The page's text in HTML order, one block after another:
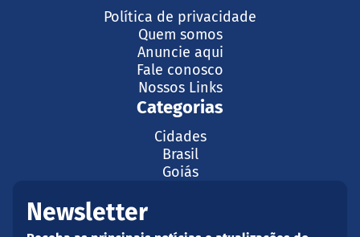
Política de privacidade
Quem somos
Anuncie aqui
Fale conosco
Nossos Links
Categorias
Cidades
Brasil
Goiás
Newsletter